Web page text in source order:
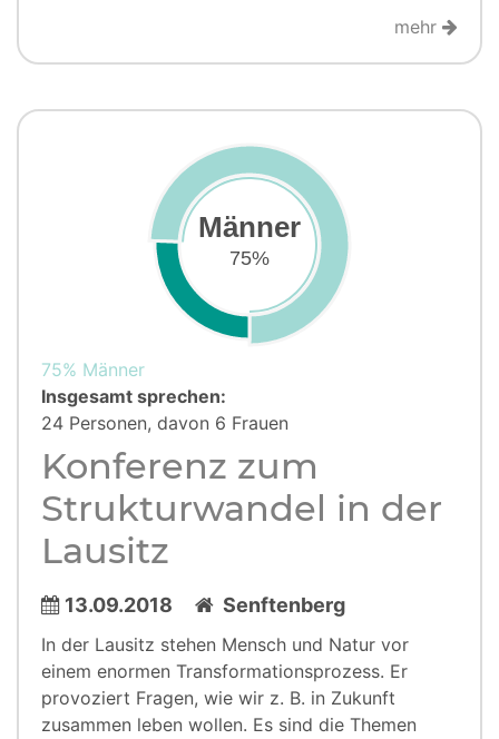
mehr
Männer
75%
75% Männer
Insgesamt sprechen:
24 Personen, davon 6 Frauen
Konferenz zum
Strukturwandel in der
Lausitz
13.09.2018 Senftenberg
In der Lausitz stehen Mensch und Natur vor
einem enormen Transformationsprozess. Er
provoziert Fragen, wie wir z. B. in Zukunft
zusammen leben wollen. Es sind die Themen